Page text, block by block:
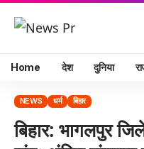
Home देश दुनिया
NEWS धर्म बिहार
बिहार: भागलपुर